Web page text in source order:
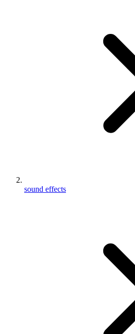
sound effects